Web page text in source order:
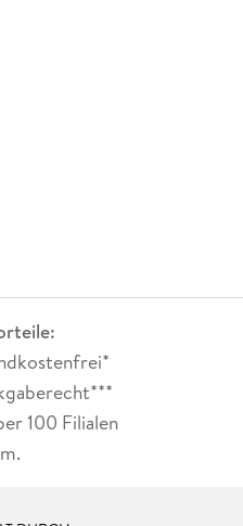
100 Filialen